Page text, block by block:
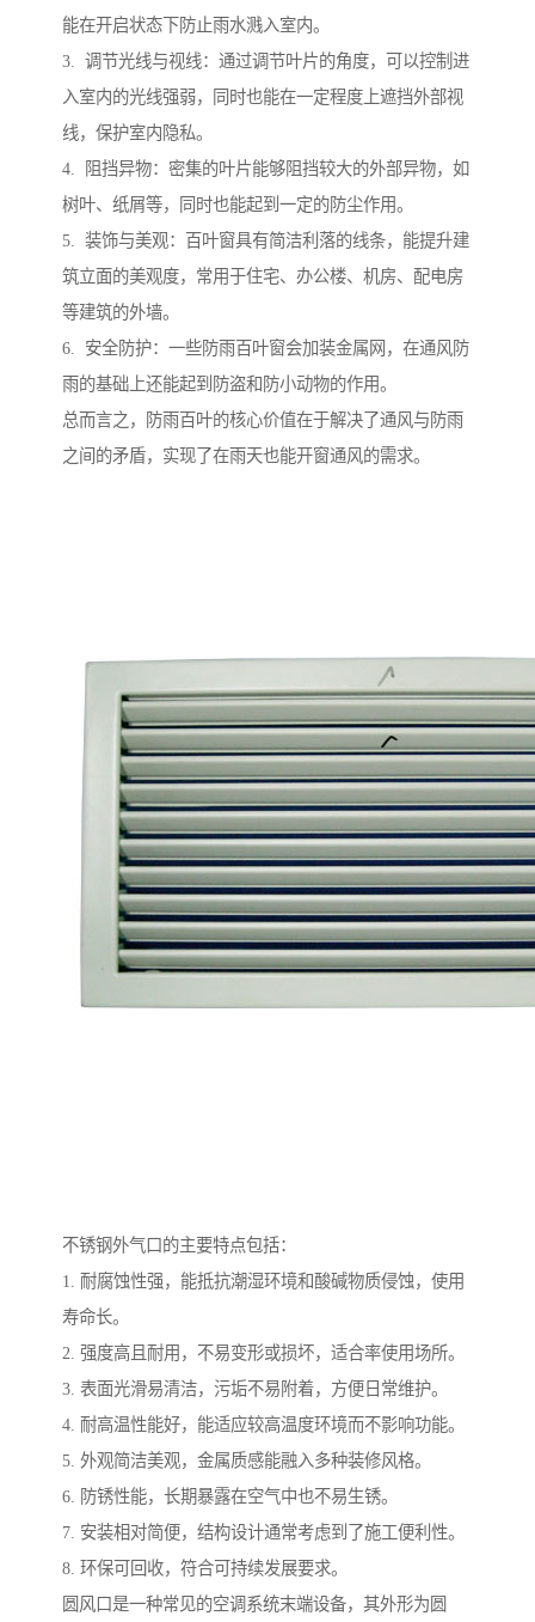
能在开启状态下防止雨水溅入室内。
3. 调节光线与视线：通过调节叶片的角度，可以控制进
入室内的光线强弱，同时也能在一定程度上遮挡外部视
线，保护室内隐私。
4. 阻挡异物：密集的叶片能够阻挡较大的外部异物，如
树叶、纸屑等，同时也能起到一定的防尘作用。
5. 装饰与美观：百叶窗具有简洁利落的线条，能提升建
筑立面的美观度，常用于住宅、办公楼、机房、配电房
等建筑的外墙。
6. 安全防护：一些防雨百叶窗会加装金属网，在通风防
雨的基础上还能起到防盗和防小动物的作用。
总而言之，防雨百叶的核心价值在于解决了通风与防雨
之间的矛盾，实现了在雨天也能开窗通风的需求。
不锈钢外气口的主要特点包括：
1. 耐腐蚀性强，能抵抗潮湿环境和酸碱物质侵蚀，使用
寿命长。
2. 强度高且耐用，不易变形或损坏，适合率使用场所。
3. 表面光滑易清洁，污垢不易附着，方便日常维护。
4. 耐高温性能好，能适应较高温度环境而不影响功能。
5. 外观简洁美观，金属质感能融入多种装修风格。
6. 防锈性能，长期暴露在空气中也不易生锈。
7. 安装相对简便，结构设计通常考虑到了施工便利性。
8. 环保可回收，符合可持续发展要求。
圆风口是一种常见的空调系统末端设备，其外形为圆